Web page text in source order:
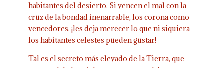
habitantes del desierto. Si vencen el mal con la
cruz de la bondad inenarrable, los corona como
vencedores, ¡les deja merecer lo que ni siquiera
los habitantes celestes pueden gustar!
Tal es el secreto más elevado de la Tierra, que